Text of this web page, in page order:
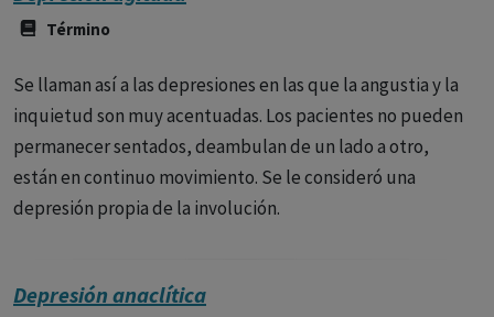
Término
Se llaman así a las depresiones en las que la angustia y la
inquietud son muy acentuadas. Los pacientes no pueden
permanecer sentados, deambulan de un lado a otro,
están en continuo movimiento. Se le consideró una
depresión propia de la involución.
Depresión anaclítica